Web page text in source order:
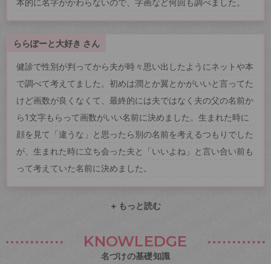
ららぽーと大好き さん
健診で性別が判ってから夫が時々思い出したようにネットや本
で調べて考えてました。初めは潤とか翼とかがいいと言ってた
けど画数が良くなくて、最終的には夫ではなく夫の父の名前か
ら1文字もらって画数がいい名前に決めました。生まれた時に
顔を見て「違うな」と思ったら別の名前を考えるつもりでした
が、生まれた時に立ち会った夫と「いいよね」と言い合い前も
って考えていた名前に決めました。
+ もっと読む
KNOWLEDGE
名づけの基礎知識